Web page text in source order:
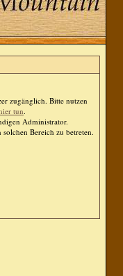
zugänglich. Bitte nutzen
tun.
Administrator.
Bereich zu betreten.